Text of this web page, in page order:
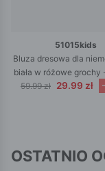
51015kids
Bluza dresowa dla
biała w różowe grochy
59.99 zł 29.99 zł
OSTATNIO